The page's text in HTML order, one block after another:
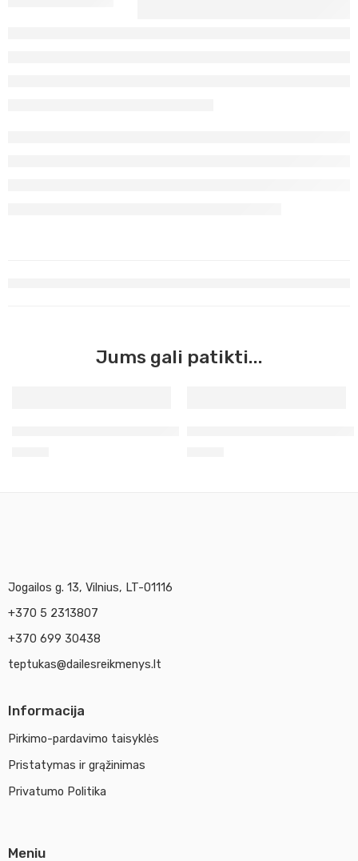
Jums gali patikti...
Jogailos g. 13, Vilnius, LT-01116
+370 5 2313807
+370 699 30438
teptukas@dailesreikmenys.lt
Informacija
Pirkimo-pardavimo taisyklės
Pristatymas ir grąžinimas
Privatumo Politika
Meniu